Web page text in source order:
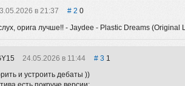
в 21:37 2 0
орига лучше!! - Jaydee - Plastic Dreams (Original
24.05.2026 в 11:44 3 1
и устроить дебаты ))